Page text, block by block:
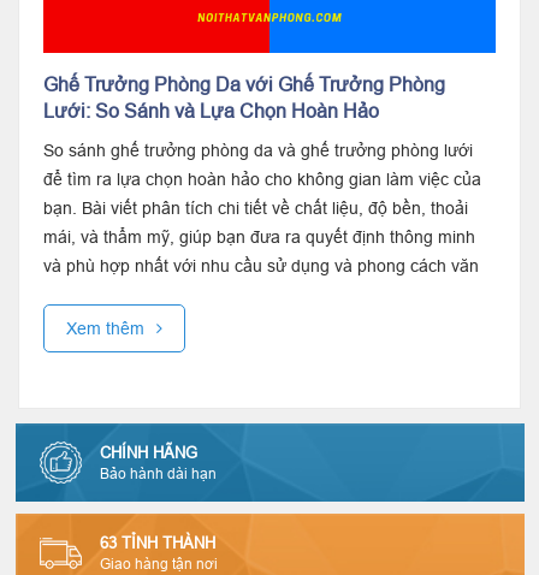
Ghế Trưởng Phòng Da với Ghế Trưởng Phòng
Lưới: So Sánh và Lựa Chọn Hoàn Hảo
So sánh ghế trưởng phòng da và ghế trưởng phòng lưới
để tìm ra lựa chọn hoàn hảo cho không gian làm việc của
bạn. Bài viết phân tích chi tiết về chất liệu, độ bền, thoải
mái, và thẩm mỹ, giúp bạn đưa ra quyết định thông minh
và phù hợp nhất với nhu cầu sử dụng và phong cách văn
Xem thêm
CHÍNH HÃNG
Bảo hành dài hạn
63 TỈNH THÀNH
Giao hàng tận nơi